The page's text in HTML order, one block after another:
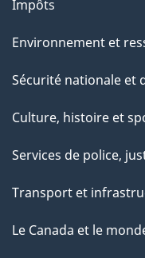
Impôts
Environnement et
Sécurité nationale et
Culture, histoire et
Services de police,
Transport et
Le Canada et le